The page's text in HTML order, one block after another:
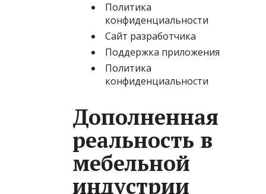
Политика
конфиденциальности
Сайт разработчика
Поддержка приложения
Политика
конфиденциальности
Дополненная
реальность в
мебельной
индустрии